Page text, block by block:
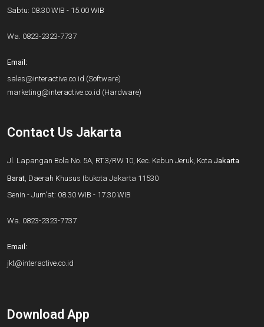
Sabtu: 08.30 WIB - 15.00 WIB
Wa. 0823-2323-7737
Email:
sales@interactive.co.id (Software)
marketing@interactive.co.id (Hardware)
Contact Us Jakarta
Jl. Lapangan Bola No. 5A, RT.3/RW.10, Kec. Kebun Jeruk, Kota Jakarta
Barat , Daerah Khusus Ibukota Jakarta 11530
Senin - Jum'at: 08.30 WIB - 17.30 WIB
Wa. 0823-2323-7737
Email:
jkt@interactive.co.id
Download App